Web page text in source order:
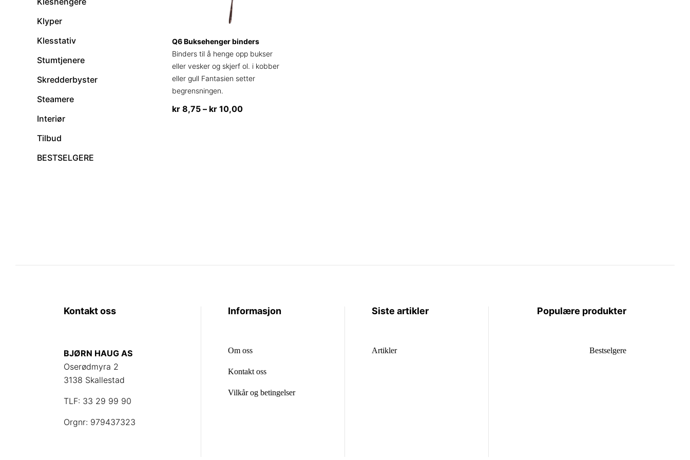
Klyper
Klesstativ
Stumtjenere
Skredderbyster
Steamere
Interiør
Tilbud
BESTSELGERE
Q6 Buksehenger binders
Binders til å henge opp bukser
eller vesker og skjerf ol. i kobber
eller gull Fantasien setter
begrensningen.
kr 8,75 – kr 10,00Prisområde:
Kontakt oss
BJØRN HAUG AS
Oserødmyra 2
3138 Skallestad
TLF: 33 29 99 90
Orgnr: 979437323
Informasjon
Om oss
Kontakt oss
Vilkår og betingelser
Siste artikler
Artikler
Populære produkter
Bestselgere